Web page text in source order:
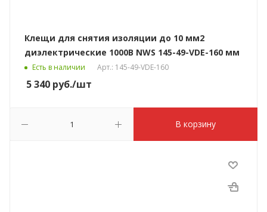
Клещи для снятия изоляции до 10 мм2
диэлектрические 1000В NWS 145-49-VDE-160 мм
Есть в наличии Арт.: 145-49-VDE-160
5 340 руб./шт
В корзину